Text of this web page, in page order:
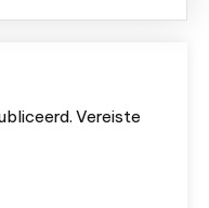
Vereiste